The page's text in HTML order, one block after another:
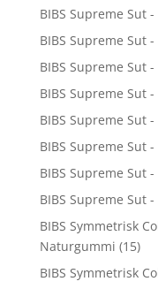
BIBS Supreme Sut
BIBS Supreme Sut
BIBS Supreme Sut
BIBS Supreme Sut
BIBS Supreme Sut
BIBS Supreme Sut
BIBS Supreme Sut
BIBS Supreme Sut
BIBS Symmetrisk
Naturgummi (15)
BIBS Symmetrisk